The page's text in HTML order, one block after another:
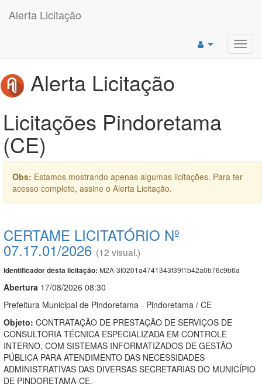
Alerta Licitação
Alerta Licitação
Licitações Pindoretama
(CE)
Obs: Estamos mostrando apenas algumas licitações. Para ter
acesso completo, assine o Alerta Licitação.
CERTAME LICITATÓRIO Nº
07.17.01/2026 (12 visual.)
Identificador desta licitação: M2A-3f0201a4741343f39f1b42a0b76c9b6a
Abertura 17/08/2026 08:30
Prefeitura Municipal de Pindoretama - Pindoretama / CE
Objeto: CONTRATAÇÃO DE PRESTAÇÃO DE SERVIÇOS DE
CONSULTORIA TÉCNICA ESPECIALIZADA EM CONTROLE
INTERNO, COM SISTEMAS INFORMATIZADOS DE GESTÃO
PÚBLICA PARA ATENDIMENTO DAS NECESSIDADES
ADMINISTRATIVAS DAS DIVERSAS SECRETARIAS DO MUNICÍPIO
DE PINDORETAMA-CE.